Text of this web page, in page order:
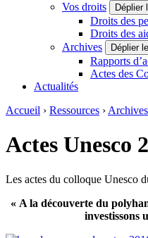
Vos droits
Déplier
Droits des
Droits des
Archives
Déplier
Rapports
Actes des
Actualités
Accueil › Ressources › Archives
Actes Unesco
Les actes du colloque Unesco
« A la découverte du
investissons